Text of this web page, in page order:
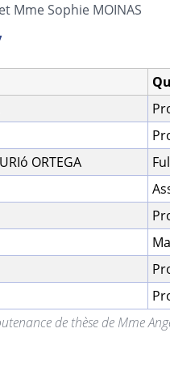
Mme Sophie MOINAS
de thèse de Mme
ORTEGA